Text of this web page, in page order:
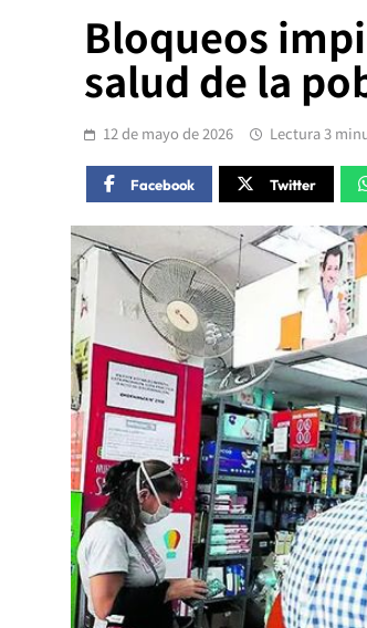
Bloqueos
salud de la
12 de mayo de 2026 Lectura 3
Facebook Twitter